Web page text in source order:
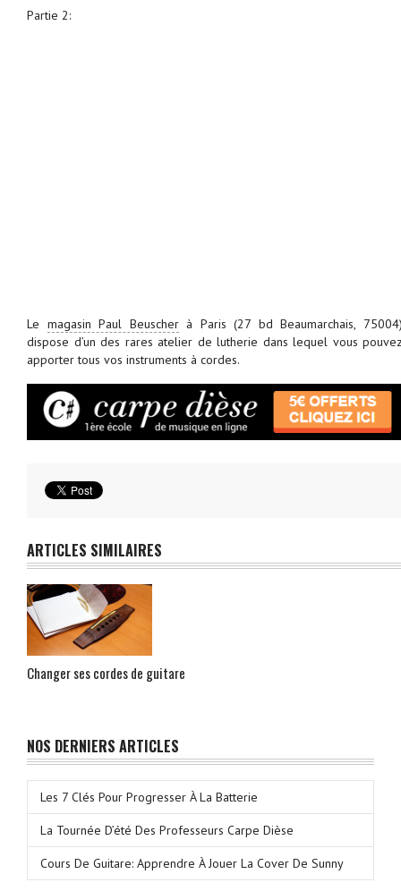
Partie 2:
Le magasin Paul Beuscherà Paris (27 bd Beaumarchais,
dispose d’un des rares atelier de lutherie dans lequel vous
apporter tous vos instruments à cordes.
ARTICLES SIMILAIRES
Changer ses cordes de guitare
NOS DERNIERS ARTICLES
Les 7 Clés Pour Progresser À La Batterie
La Tournée D’été Des Professeurs Carpe Dièse
Cours De Guitare: Apprendre À Jouer La Cover De Sunny